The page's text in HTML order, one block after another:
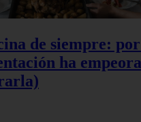
de siempre:
ha